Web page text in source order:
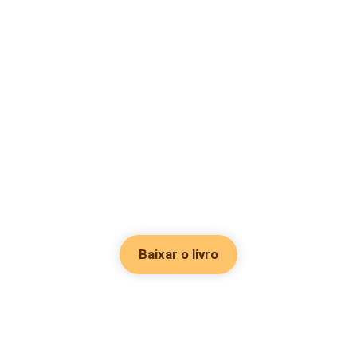
Baixar o livro